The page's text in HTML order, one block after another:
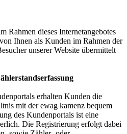
Rahmen dieses Internetangebotes
Ihnen als Kunden im Rahmen der
unserer Website übermittelt
erhalten Kunden die
mit der ewag kamenz bequem
des Kundenportals ist eine
Die Registrierung erfolgt dabei